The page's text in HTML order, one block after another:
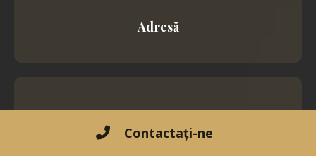
Adresă
Contactați-ne